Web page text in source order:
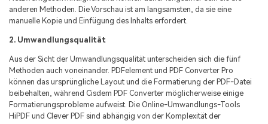
anderen Methoden. Die Vorschau ist am langsamsten, da sie eine
manuelle Kopie und Einfügung des Inhalts erfordert.
2. Umwandlungsqualität
Aus der Sicht der Umwandlungsqualität unterscheiden sich die fünf
Methoden auch voneinander. PDFelement und PDF Converter Pro
können das ursprüngliche Layout und die Formatierung der PDF-Datei
beibehalten, während Cisdem PDF Converter möglicherweise einige
Formatierungsprobleme aufweist. Die Online-Umwandlungs-Tools
HiPDF und Clever PDF sind abhängig von der Komplexität der